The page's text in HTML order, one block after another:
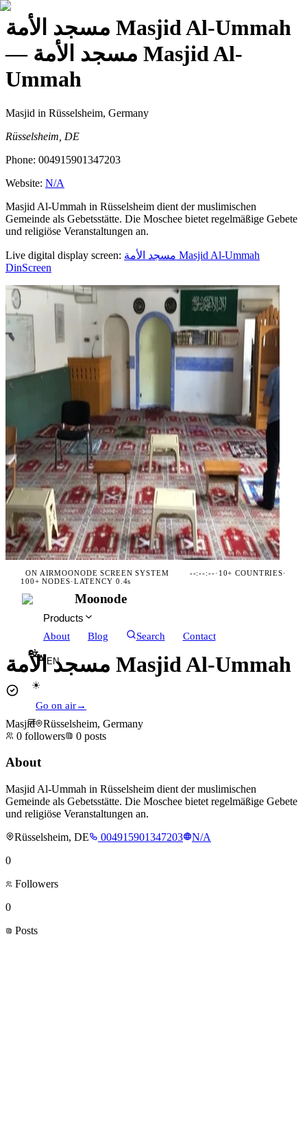
مسجد الأمة Masjid Al-Ummah
— مسجد الأمة Masjid Al-
Ummah
Masjid in Rüsselsheim, Germany
Rüsselsheim, DE
Phone: 004915901347203
Website: N/A
Masjid Al-Ummah in Rüsselsheim dient der muslimischen
Gemeinde als Gebetsstätte. Die Moschee bietet regelmäßige Gebete
und religiöse Veranstaltungen an.
Live digital display screen:
مسجد الأمة Masjid Al-Ummah
DinScreen
ON AIRMOONODE SCREEN SYSTEM --:--:--· 10+ COUNTRIES·
100+ NODES·LATENCY 0.4s
Moonode
Products
About
Blog Search Contact
EN
☀
Go on air→
مسجد الأمة Masjid Al-Ummah
Masjid
Rüsselsheim, Germany
0 followers 0 posts
About
Masjid Al-Ummah in Rüsselsheim dient der muslimischen
Gemeinde als Gebetsstätte. Die Moschee bietet regelmäßige Gebete
und religiöse Veranstaltungen an.
Rüsselsheim, DE
004915901347203
N/A
0
Followers
0
Posts